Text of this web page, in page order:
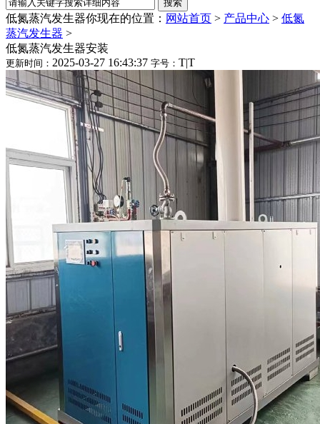
低氮蒸汽发生器你现在的位置： 网站首页 > 产品中心 > 低氮
蒸汽发生器 >
低氮蒸汽发生器安装
更新时间： 2025-03-27 16:43:37 字号： T|T